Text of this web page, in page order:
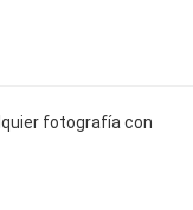
fotografía con